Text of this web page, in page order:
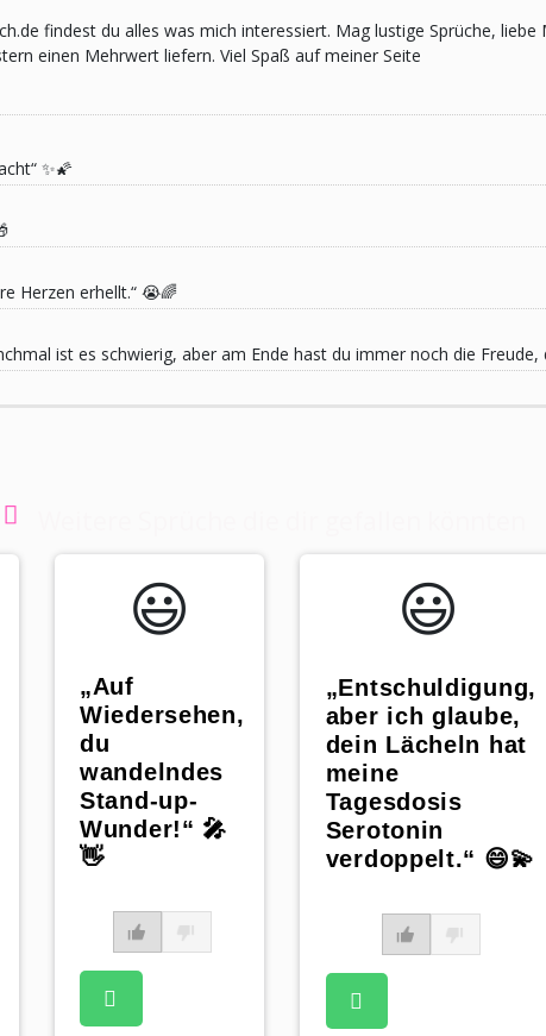
findest du alles was mich interessiert. Mag lustige Sprüche,
einen Mehrwert liefern. Viel Spaß auf meiner Seite
✨🌠
Herzen erhellt.“ 😭🌈
ist es schwierig, aber am Ende hast du immer noch die Freude,
😃️
„Auf
Wiedersehen,
du
wandelndes
Stand-up-
Wunder!“ 🎤
👋
😃️
„Entschuldigung,
aber ich glaube,
dein Lächeln hat
meine
Tagesdosis
Serotonin
verdoppelt.“ 😄💫